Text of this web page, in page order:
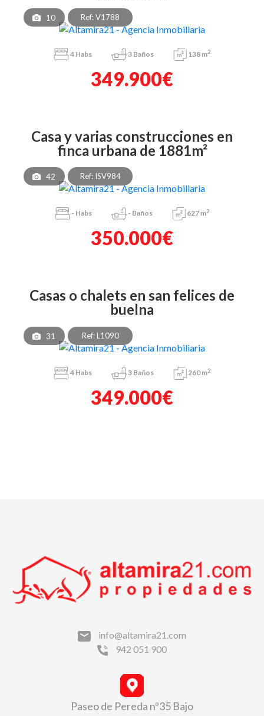
10 Ref: V1788
4 Habs 3 Baños 138 m2
349.900€
casa y varias construcciones en
finca urbana de 1881m²
42 Ref: ISV984
- Habs - Baños 627 m2
350.000€
casas o chalets en san felices de
buelna
31 Ref: L1090
4 Habs 3 Baños 260 m2
349.000€
info@altamira21.com
942 051 900
Paseo de Pereda nº35 Bajo